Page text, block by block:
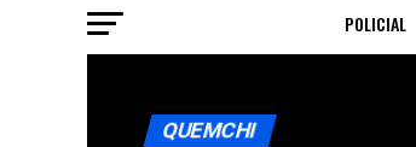
POLICIAL
QUEMCHI